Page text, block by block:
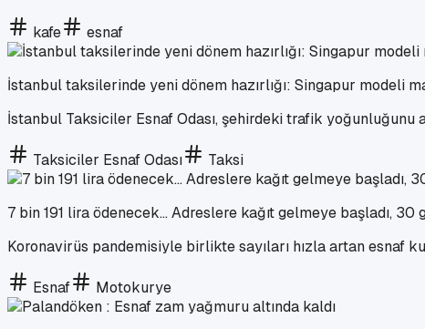
kafe esnaf
İstanbul taksilerinde yeni dönem hazırlığı: Singapur modeli
İstanbul Taksiciler Esnaf Odası, şehirdeki trafik
Taksiciler Esnaf Odası Taksi
7 bin 191 lira ödenecek... Adreslere kağıt gelmeye başladı, 30
Koronavirüs pandemisiyle birlikte sayıları hızla artan
Esnaf Motokurye